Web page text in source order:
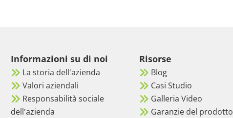
Informazioni su di noi
La storia dell'azienda
Valori aziendali
Responsabilità sociale
dell'azienda
Risorse
Blog
Casi Studio
Galleria Video
Garanzie del prodotto